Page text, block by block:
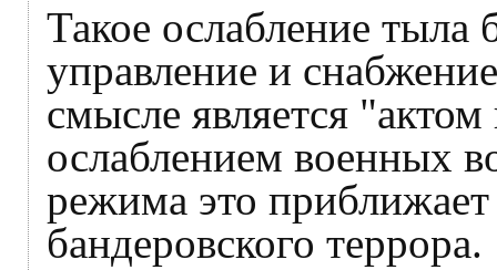
Такое ослабление тыла
управление и
смысле является
ослаблением военных
режима это
бандеровского террора.